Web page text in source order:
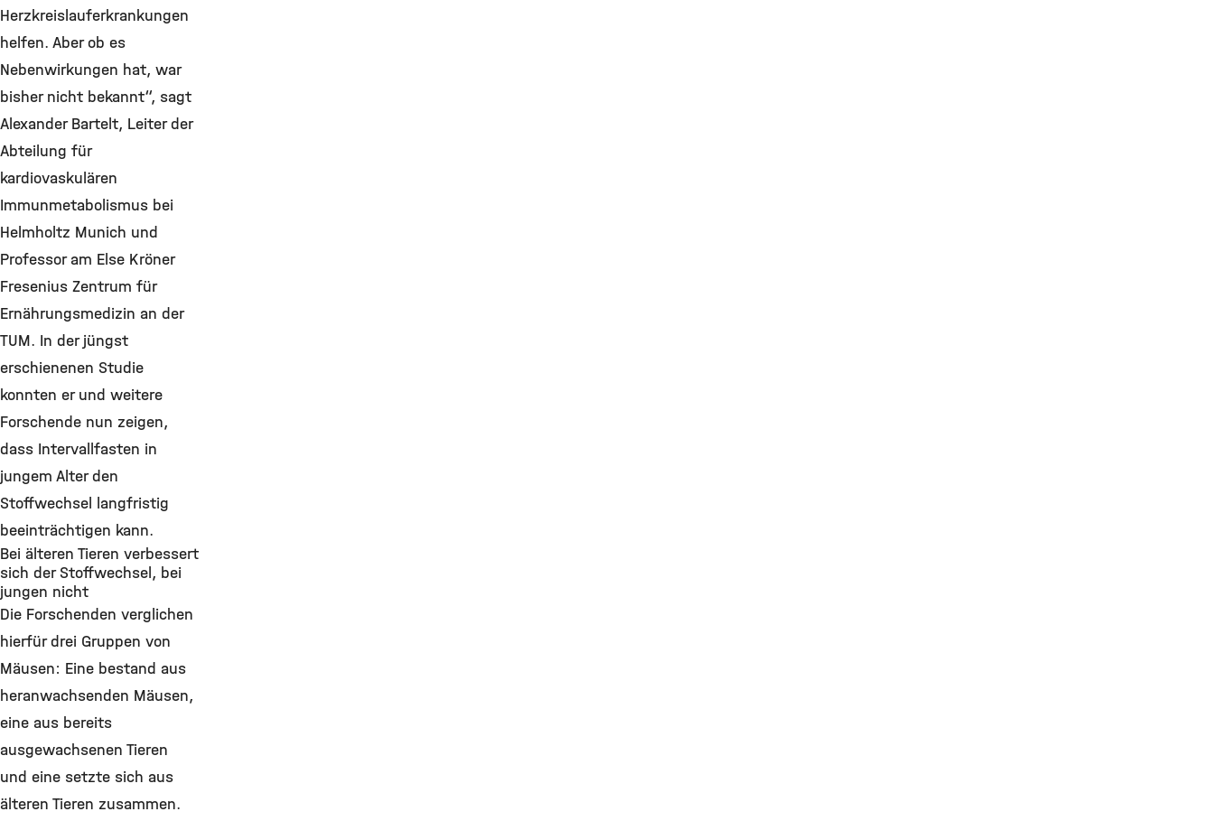
Herzkreislauferkrankungen
helfen. Aber ob es
Nebenwirkungen hat, war
bisher nicht bekannt“, sagt
Alexander Bartelt, Leiter der
Abteilung für
kardiovaskulären
Immunmetabolismus bei
Helmholtz Munich und
Professor am Else Kröner
Fresenius Zentrum für
Ernährungsmedizin an der
TUM. In der jüngst
erschienenen Studie
konnten er und weitere
Forschende nun zeigen,
dass Intervallfasten in
jungem Alter den
Stoffwechsel langfristig
beeinträchtigen kann.
Bei älteren Tieren verbessert
sich der Stoffwechsel, bei
jungen nicht
Die Forschenden verglichen
hierfür drei Gruppen von
Mäusen: Eine bestand aus
heranwachsenden Mäusen,
eine aus bereits
ausgewachsenen Tieren
und eine setzte sich aus
älteren Tieren zusammen.